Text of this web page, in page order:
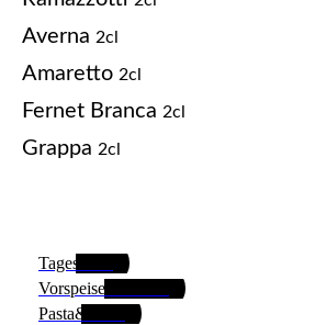
Averna 2cl
Amaretto 2cl
Fernet Branca 2cl
Grappa 2cl
Tageskarte
Vorspeisen&Salate
Pasta&Pizza